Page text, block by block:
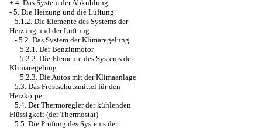
+ 4. Das System der Abkühlung
- 5. Die Heizung und die Lüftung
5.1.2. Die Elemente des Systems der
Heizung und der Lüftung
- 5.2. Das System der Klimaregelung
5.2.1. Der Benzinmotor
5.2.2. Die Elemente des Systems der
Klimaregelung
5.2.3. Die Autos mit der Klimaanlage
5.3. Das Frostschutzmittel für den
Heizkörper
5.4. Der Thermoregler der kühlenden
Flüssigkeit (der Thermostat)
5.5. Die Prüfung des Systems der